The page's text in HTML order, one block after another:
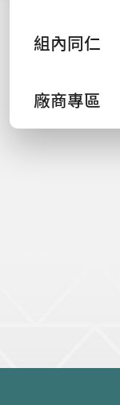
組內同仁
廠商專區